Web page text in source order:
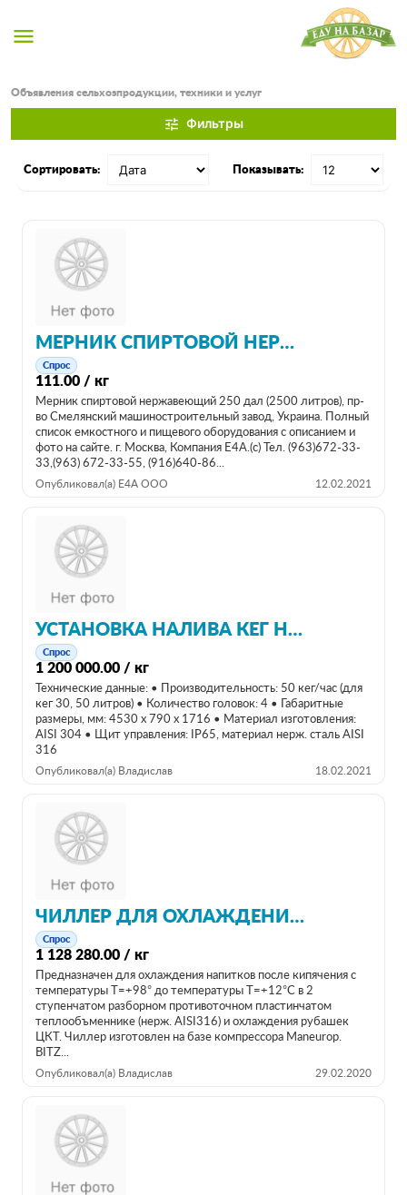
menu
Объявления сельхозпродукции, техники и услуг
tune Фильтры
Сортировать: Показывать:
МЕРНИК СПИРТОВОЙ НЕРЖАВЕЮЩИЙ 250 ДАЛ (2500 ЛИТРОВ)
Спрос
111.00 / кг
Мерник спиртовой нержавеющий 250 дал (2500 литров), пр-
во Смелянский машиностроительный завод, Украина. Полный
список емкостного и пищевого оборудования с описанием и
фото на сайте. г. Москва, Компания Е4А.(с) Тел. (963)672-33-
33,(963) 672-33-55, (916)640-86...
Опубликовал(а) Е4А ООО 12.02.2021
УСТАНОВКА НАЛИВА КЕГ НА 50 КЕГ/Ч
Спрос
1 200 000.00 / кг
Технические данные: • Производительность: 50 кег/час (для
кег 30, 50 литров) • Количество головок: 4 • Габаритные
размеры, мм: 4530 x 790 x 1716 • Материал изготовления:
AISI 304 • Щит управления: IP65, материал нерж. сталь AISI
316
Опубликовал(а) Владислав 18.02.2021
ЧИЛЛЕР ДЛЯ ОХЛАЖДЕНИЯ НАПИТКОВ НА 500Л.
Спрос
1 128 280.00 / кг
Предназначен для охлаждения напитков после кипячения с
температуры Т=+98° до температуры Т=+12°С в 2
ступенчатом разборном противоточном пластинчатом
теплообъменнике (нерж. АISI316) и охлаждения рубашек
ЦКТ. Чиллер изготовлен на базе компрессора Maneurop.
BITZ...
Опубликовал(а) Владислав 29.02.2020